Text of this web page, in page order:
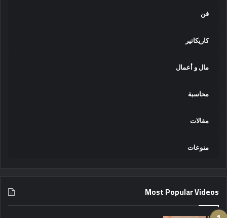
فن
كاريكاتير
مال و أعمال
محاسبة
مقالات
منوعات
Most Popular Videos